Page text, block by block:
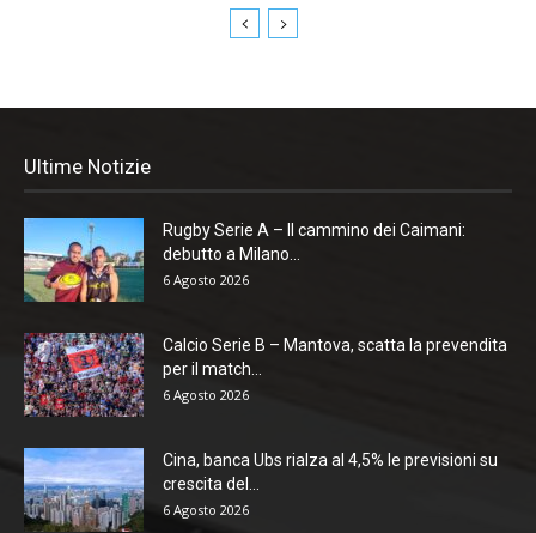
Ultime Notizie
Rugby Serie A – Il cammino dei Caimani:
debutto a Milano...
6 Agosto 2026
Calcio Serie B – Mantova, scatta la prevendita
per il match...
6 Agosto 2026
Cina, banca Ubs rialza al 4,5% le previsioni su
crescita del...
6 Agosto 2026